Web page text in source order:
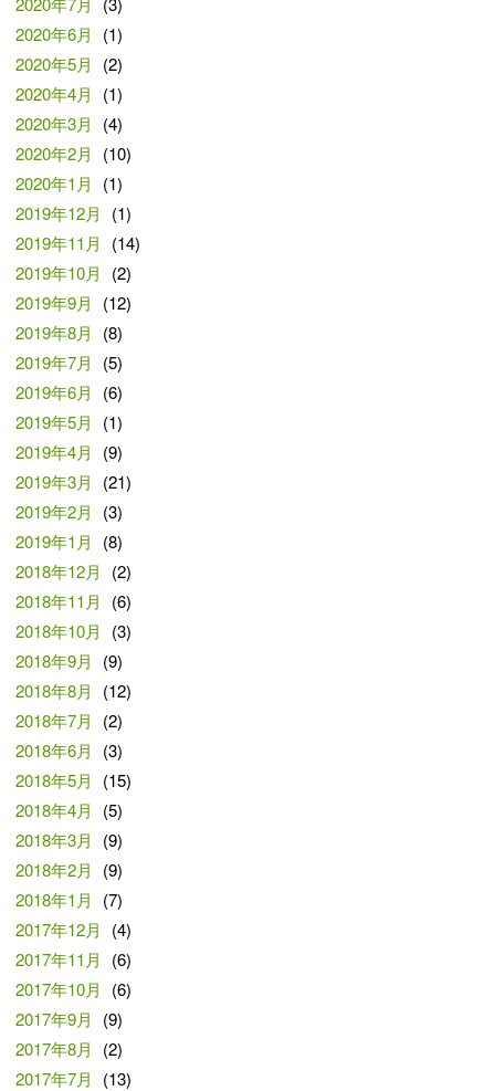
2020年6月
(1)
2020年5月
(2)
2020年4月
(1)
2020年3月
(4)
2020年2月
(10)
2020年1月
(1)
2019年12月
(1)
2019年11月
(14)
2019年10月
(2)
2019年9月
(12)
2019年8月
(8)
2019年7月
(5)
2019年6月
(6)
2019年5月
(1)
2019年4月
(9)
2019年3月
(21)
2019年2月
(3)
2019年1月
(8)
2018年12月
(2)
2018年11月
(6)
2018年10月
(3)
2018年9月
(9)
2018年8月
(12)
2018年7月
(2)
2018年6月
(3)
2018年5月
(15)
2018年4月
(5)
2018年3月
(9)
2018年2月
(9)
2018年1月
(7)
2017年12月
(4)
2017年11月
(6)
2017年10月
(6)
2017年9月
(9)
2017年8月
(2)
2017年7月
(13)